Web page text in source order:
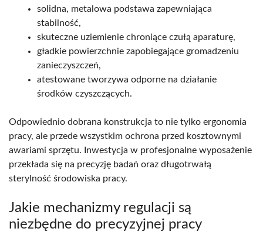
solidna, metalowa podstawa zapewniająca
stabilność,
skuteczne uziemienie chroniące czułą aparaturę,
gładkie powierzchnie zapobiegające gromadzeniu
zanieczyszczeń,
atestowane tworzywa odporne na działanie
środków czyszczących.
Odpowiednio dobrana konstrukcja to nie tylko ergonomia
pracy, ale przede wszystkim ochrona przed kosztownymi
awariami sprzętu. Inwestycja w profesjonalne wyposażenie
przekłada się na precyzję badań oraz długotrwałą
sterylność środowiska pracy.
Jakie mechanizmy regulacji są
niezbędne do precyzyjnej pracy